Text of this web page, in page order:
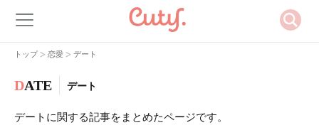
トップ > 恋愛 > デート
DATE デート
デートに関する記事をまとめたページです。